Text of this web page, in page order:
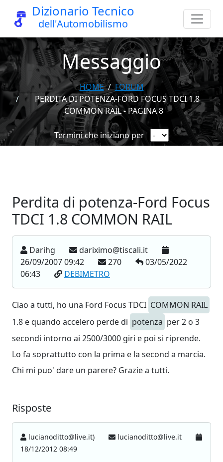
Dizionario Tecnico
dell'Automobilismo
Messaggio
HOME
FORUM
PERDITA DI POTENZA-FORD FOCUS TDCI 1.8
COMMON RAIL - PAGINA 8
Termini che iniziano per
Perdita di potenza-Ford Focus
TDCI 1.8 COMMON RAIL
Darihg
dariximo@tiscali.it
26/09/2007 09:42
270
03/05/2022
06:43
DEBIMETRO
Ciao a tutti, ho una Ford Focus TDCI COMMON RAIL
1.8 e quando accelero perde di potenza per 2 o 3
secondi intorno ai 2500/3000 giri e poi si riprende.
Lo fa soprattutto con la prima e la second a marcia.
Chi mi puo' dare un parere? Grazie a tutti.
Risposte
lucianoditto@live.it)
lucianoditto@live.it
18/12/2012 08:49